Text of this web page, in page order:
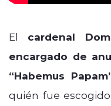
El cardenal
encargado de
“Habemus
quién fue